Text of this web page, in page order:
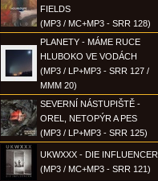
FIELDS
(MP3 / MC+MP3 - SRR 128)
PLANETY - MÁME RUCE
HLUBOKO VE VODÁCH
(MP3 / LP+MP3 - SRR 127 /
MMM 20)
SEVERNÍ NÁSTUPIŠTĚ -
OREL, NETOPÝR A PES
(MP3 / LP+MP3 - SRR 125)
UKWXXX - DIE INFLUENCER
(MP3 / MC+MP3 - SRR 121)